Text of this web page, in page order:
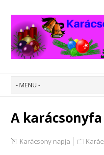
A
Karácsony napja